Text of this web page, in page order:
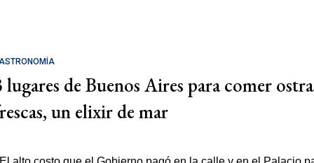
lugares de Buenos Aires para comer
un elixir de mar